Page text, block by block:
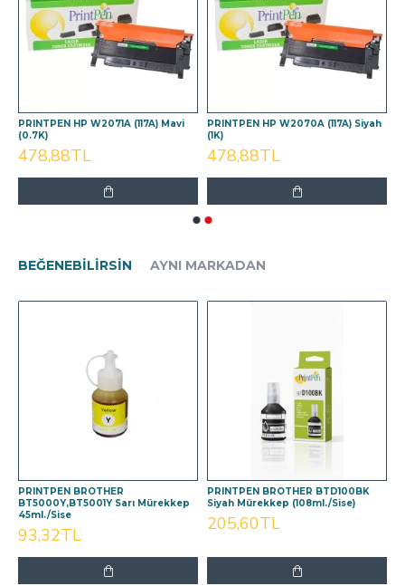
PRINTPEN HP W2071A (117A) Mavi
(0.7K)
478,88TL
PRINTPEN HP W2070A (117A) Siyah
(1K)
478,88TL
BEĞENEBILIRSIN AYNI MARKADAN
PRINTPEN BROTHER
BT5000Y,BT5001Y Sarı Mürekkep
45ml./Sise
93,32TL
PRINTPEN BROTHER BTD100BK
Siyah Mürekkep (108ml./Sise)
205,60TL